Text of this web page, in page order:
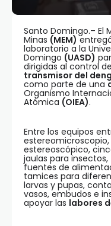
Santo Domingo.– El
Minas (MEM)
laboratorio a la
Domingo (UASD)
dirigidas al control
transmisor del
como parte de una
Organismo
Atómica (OIEA).
Entre los equipos
estereoscópico,
jaulas para
fuentes de
tamices para
larvas y pupas,
vasos, embudos e
apoyar las labores